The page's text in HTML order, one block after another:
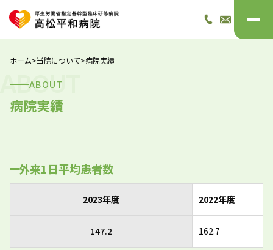
ホーム>当院について>病院実績
ABOUT
ABOUT
病院実績
外来1日平均患者数
2023年度 2022年度
147.2 162.7